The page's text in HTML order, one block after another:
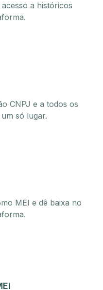
a históricos
CNPJ e a todos os
só lugar.
MEI e dê baixa no